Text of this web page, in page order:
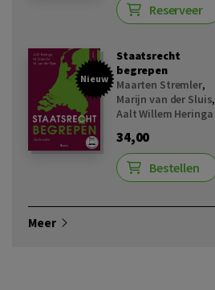
Reserveer
Nieuw
Staatsrecht
begrepen
Maarten Stremler,
Marijn van der Sluis,
Aalt Willem Heringa
34,00
Bestellen
Meer